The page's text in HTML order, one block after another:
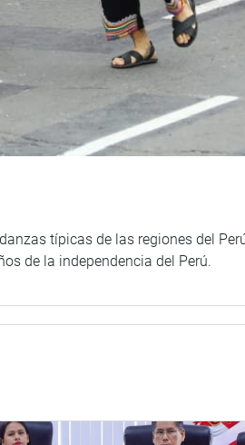
típicas de las regiones del
de la independencia del Perú.